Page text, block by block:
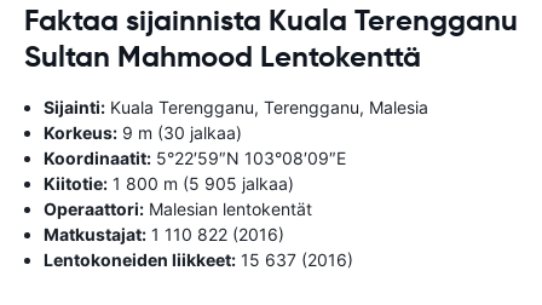
Faktaa sijainnista Kuala Terengganu
Sultan Mahmood Lentokenttä
Sijainti: Kuala Terengganu, Terengganu, Malesia
Korkeus: 9 m (30 jalkaa)
Koordinaatit: 5°22′59″N 103°08′09″E
Kiitotie: 1 800 m (5 905 jalkaa)
Operaattori: Malesian lentokentät
Matkustajat: 1 110 822 (2016)
Lentokoneiden liikkeet: 15 637 (2016)